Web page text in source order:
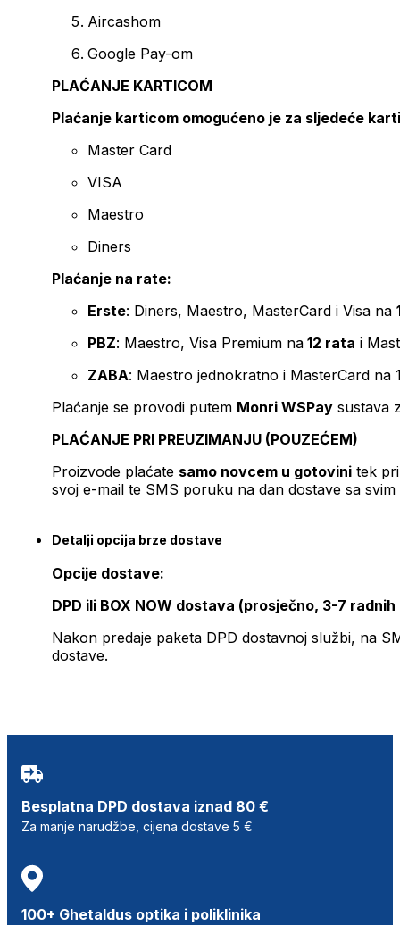
Aircashom
Google Pay-om
PLAĆANJE KARTICOM
Plaćanje karticom omogućeno je za sljedeće
Master Card
VISA
Maestro
Diners
Plaćanje na rate:
Erste: Diners, Maestro, MasterCard i Visa na
PBZ: Maestro, Visa Premium na 12 rata i
ZABA: Maestro jednokratno i MasterCard na
Plaćanje se provodi putem Monri WSPay sustava
PLAĆANJE PRI PREUZIMANJU (POUZEĆEM)
Proizvode plaćate samo novcem u gotovini tek
svoj e-mail te SMS poruku na dan dostave sa svim
Detalji opcija brze dostave
Opcije dostave:
DPD ili BOX NOW dostava (prosječno, 3-7 radnih
Nakon predaje paketa DPD dostavnoj službi, na
dostave.
Besplatna DPD dostava iznad 80 €
Za manje narudžbe, cijena dostave 5 €
100+ Ghetaldus optika i poliklinika